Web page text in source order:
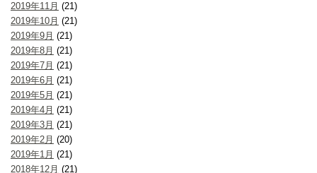
2019年11月 (21)
2019年10月 (21)
2019年9月 (21)
2019年8月 (21)
2019年7月 (21)
2019年6月 (21)
2019年5月 (21)
2019年4月 (21)
2019年3月 (21)
2019年2月 (20)
2019年1月 (21)
2018年12月 (21)